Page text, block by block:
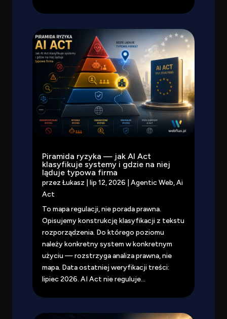
Piramida ryzyka — jak AI Act
klasyfikuje systemy i gdzie na niej
ląduje typowa firma
przez Łukasz lip 12, 2026 Agentic Web,Ai
Act
To mapa regulacji, nie porada prawna.
Opisujemy konstrukcję klasyfikacji z tekstu
rozporządzenia. Do którego poziomu
należy konkretny system w konkretnym
użyciu — rozstrzyga analiza prawna, nie
mapa. Data ostatniej weryfikacji treści:
lipiec 2026. AI Act nie reguluje...